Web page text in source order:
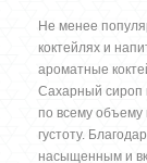
Не менее
коктейлях и
ароматные
Сахарный сироп
по всему объему
густоту.
насыщенным и